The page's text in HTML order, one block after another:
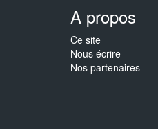
A propos
Ce site
Nous écrire
Nos partenaires